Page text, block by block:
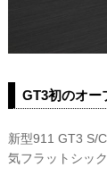
GT3初のオー
新型911 GT3 S/
気フラットシッ